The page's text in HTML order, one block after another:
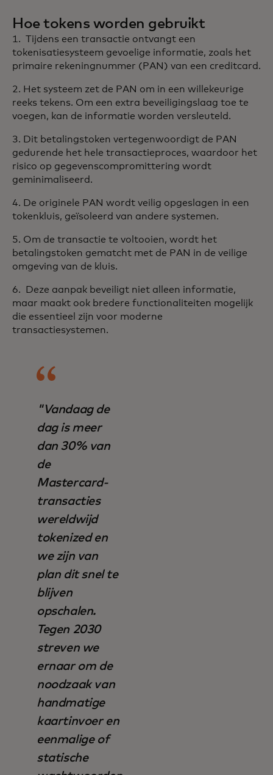
Hoe tokens worden gebruikt
1. Tijdens een transactie ontvangt een
tokenisatiesysteem gevoelige informatie, zoals het
primaire rekeningnummer (PAN) van een creditcard.
2. Het systeem zet de PAN om in een willekeurige
reeks tekens. Om een extra beveiligingslaag toe te
voegen, kan de informatie worden versleuteld.
3. Dit betalingstoken vertegenwoordigt de PAN
gedurende het hele transactieproces, waardoor het
risico op gegevenscompromittering wordt
geminimaliseerd.
4. De originele PAN wordt veilig opgeslagen in een
tokenkluis, geïsoleerd van andere systemen.
5. Om de transactie te voltooien, wordt het
betalingstoken gematcht met de PAN in de veilige
omgeving van de kluis.
6. Deze aanpak beveiligt niet alleen informatie,
maar maakt ook bredere functionaliteiten mogelijk
die essentieel zijn voor moderne
transactiesystemen.
"Vandaag de
dag is meer
dan 30% van
de
Mastercard-
transacties
wereldwijd
tokenized en
we zijn van
plan dit snel te
blijven
opschalen.
Tegen 2030
streven we
ernaar om de
noodzaak van
handmatige
kaartinvoer en
eenmalige of
statische